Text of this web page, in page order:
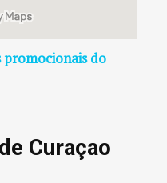
do
Curaçao